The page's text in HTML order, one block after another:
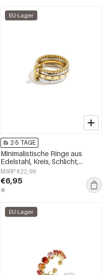
EU-Lager
2-5 TAGE
Minimalistische Ringe aus
Edelstahl, Kreis, Schlicht,
Alltagsschmuck,
Damenschmuck
MSRP €22,99
€6,95
EU-Lager